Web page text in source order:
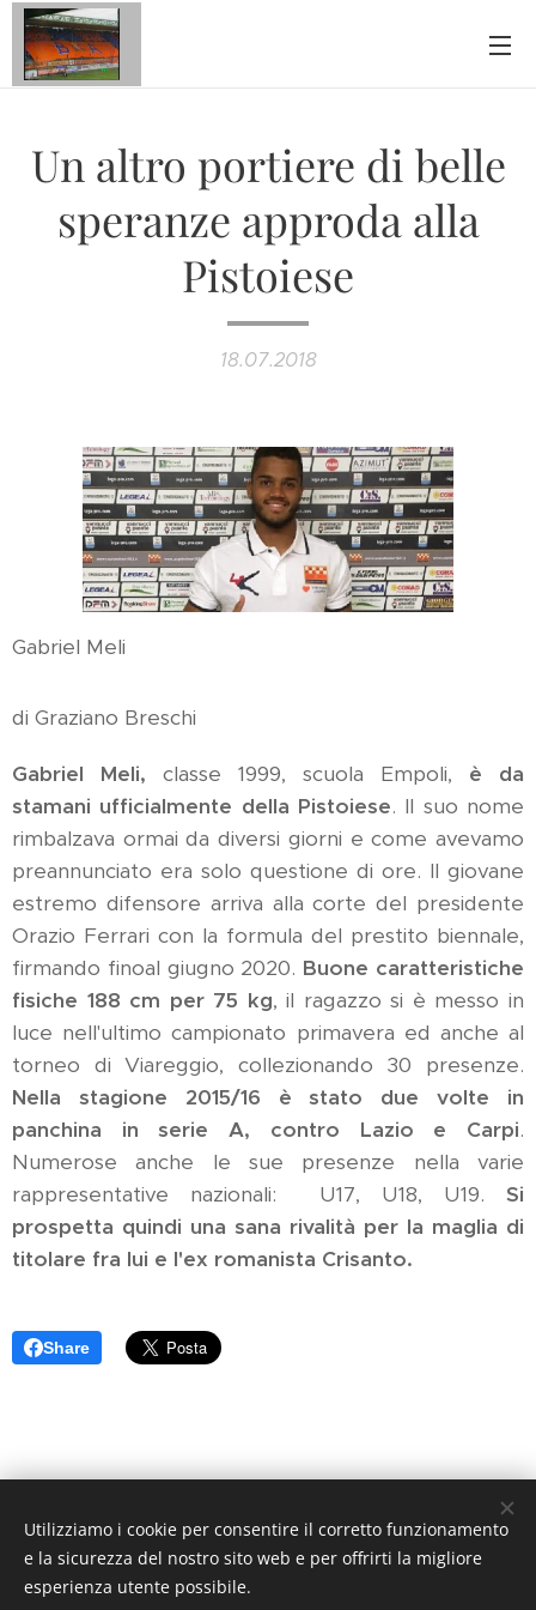
Un altro portiere di belle
speranze approda alla
Pistoiese
18.07.2018
Gabriel Meli
di Graziano Breschi
Gabriel Meli, classe 1999, scuola Empoli, è da
stamani ufficialmente della Pistoiese. Il suo nome
rimbalzava ormai da diversi giorni e come avevamo
preannunciato era solo questione di ore. Il giovane
estremo difensore arriva alla corte del presidente
Orazio Ferrari con la formula del prestito biennale,
firmando finoal giugno 2020. Buone caratteristiche
fisiche 188 cm per 75 kg, il ragazzo si è messo in
luce nell'ultimo campionato primavera ed anche al
torneo di Viareggio, collezionando 30 presenze.
Nella stagione 2015/16 è stato due volte in
panchina in serie A, contro Lazio e Carpi.
Numerose anche le sue presenze nella varie
rappresentative nazionali: U17, U18, U19. Si
prospetta quindi una sana rivalità per la maglia di
titolare fra lui e l'ex romanista Crisanto.
Share
Arancione Magazine - Quotidiano di informazione sportiva -
Reg. Trib. di Pistoia N. 1 / 2017 - Direttore Responsabile:
Athos Querci direttore@arancionemagazine.it
Utilizziamo i cookie per consentire il corretto funzionamento
e la sicurezza del nostro sito web e per offrirti la migliore
esperienza utente possibile.